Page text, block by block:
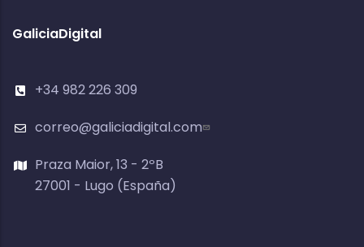
GaliciaDigital
+34 982 226 309
correo@galiciadigital.com
Praza Maior, 13 - 2ºB
27001 - Lugo (España)